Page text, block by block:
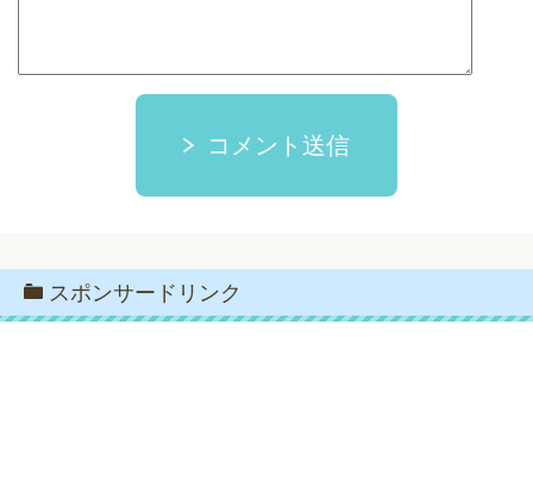
コメント送信
スポンサードリンク